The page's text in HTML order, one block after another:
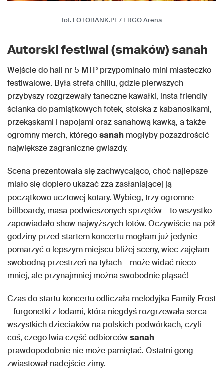
fot. FOTOBANK.PL / ERGO Arena
Autorski festiwal (smaków) sanah
Wejście do hali nr 5 MTP przypominało mini miasteczko
festiwalowe. Była strefa chillu, gdzie pierwszych
przybyszy rozgrzewały taneczne kawałki, insta friendly
ścianka do pamiątkowych fotek, stoiska z kabanosikami,
przekąskami i napojami oraz sanahową kawką, a także
ogromny merch, któregosanah mogłyby pozazdrościć
największe zagraniczne gwiazdy.
Scena prezentowała się zachwycająco, choć najlepsze
miało się dopiero ukazać zza zasłaniającej ją
początkowo ucztowej kotary. Wybieg, trzy ogromne
billboardy, masa podwieszonych sprzętów – to wszystko
zapowiadało show najwyższych lotów. Oczywiście na pół
godziny przed startem koncertu mogłam już jedynie
pomarzyć o lepszym miejscu bliżej sceny, wiec zajęłam
swobodną przestrzeń na tyłach – może widać nieco
mniej, ale przynajmniej można swobodnie pląsać!
Czas do startu koncertu odliczała melodyjka Family Frost
– furgonetki z lodami, która niegdyś rozgrzewała serca
wszystkich dzieciaków na polskich podwórkach, czyli
coś, czego lwia część odbiorcówsanah
prawdopodobnie nie może pamiętać. Ostatni gong
zwiastował nadejście zimy.